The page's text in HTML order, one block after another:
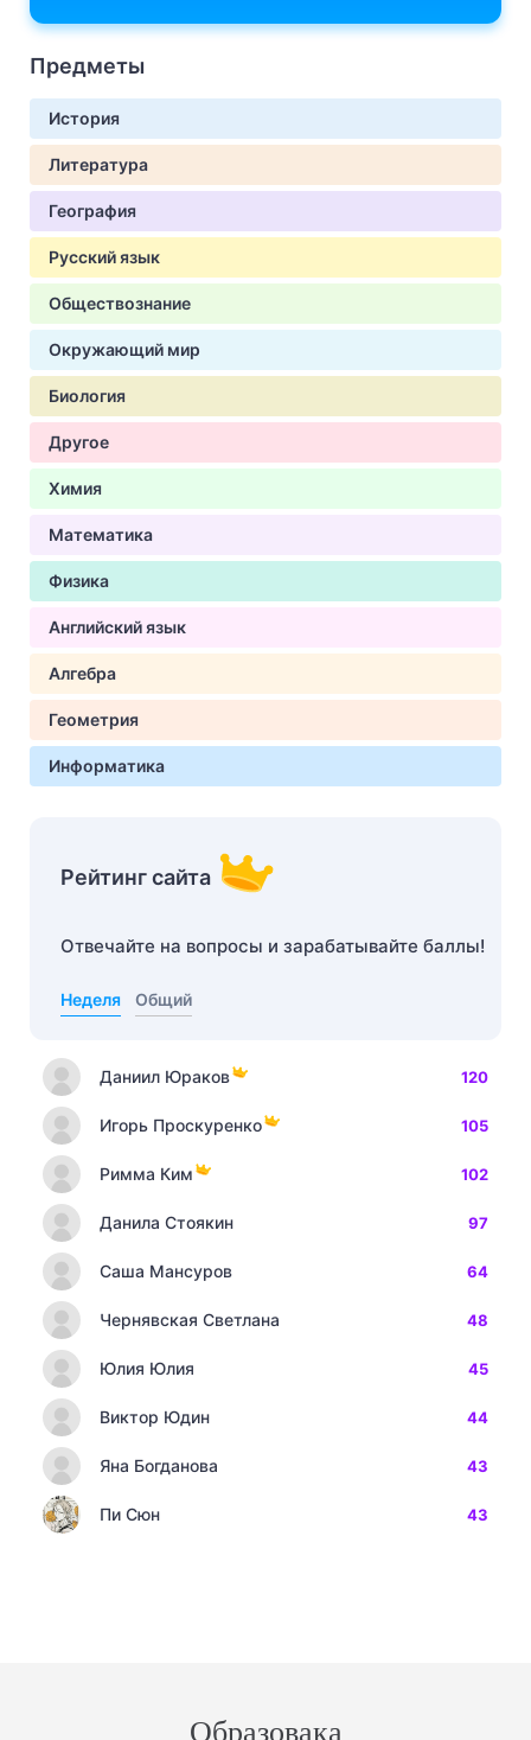
Предметы
История
Литература
География
Русский язык
Обществознание
Окружающий мир
Биология
Другое
Химия
Математика
Физика
Английский язык
Алгебра
Геометрия
Информатика
Рейтинг сайта
Отвечайте на вопросы и зарабатывайте баллы!
Неделя Общий
Даниил Юраков 120
Игорь Проскуренко 105
Римма Ким 102
Данила Стоякин 97
Саша Мансуров 64
Чернявская Светлана 48
Юлия Юлия 45
Виктор Юдин 44
Яна Богданова 43
Пи Сюн 43
Образовака